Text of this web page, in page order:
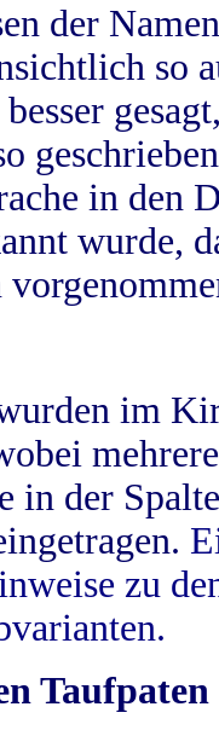
der
so
in
wurde,
im
in der
zu
Taufpaten